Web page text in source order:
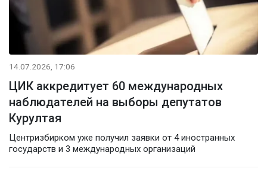
14.07.2026, 17:06
ЦИК аккредитует 60 международных
наблюдателей на выборы депутатов
Курултая
Центризбирком уже получил заявки от 4 иностранных
государств и 3 международных организаций